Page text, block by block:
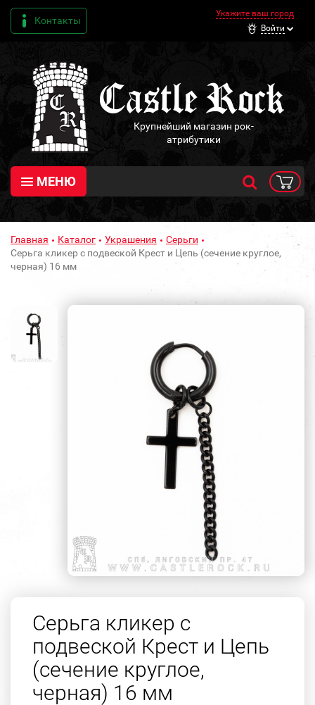
Контакты
Укажите ваш город
Войти
Крупнейший магазин рок-
атрибутики
МЕНЮ
Главная Каталог Украшения
Серьги
Серьга кликер с подвеской Крест и Цепь (сечение круглое,
черная) 16 мм
Серьга кликер с
подвеской Крест и Цепь
(сечение круглое,
черная) 16 мм